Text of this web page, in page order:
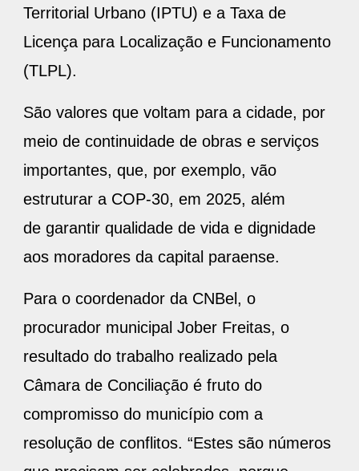
Territorial Urbano (IPTU) e a Taxa de
Licença para Localização e Funcionamento
(TLPL).
São valores que voltam para a cidade, por
meio de continuidade de obras e serviços
importantes, que, por exemplo, vão
estruturar a COP-30, em 2025, além
de garantir qualidade de vida e dignidade
aos moradores da capital paraense.
Para o coordenador da CNBel, o
procurador municipal Jober Freitas, o
resultado do trabalho realizado pela
Câmara de Conciliação é fruto do
compromisso do município com a
resolução de conflitos. “Estes são números